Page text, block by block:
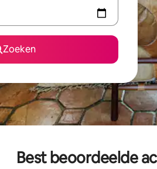
Zoeken
Best beoordeelde